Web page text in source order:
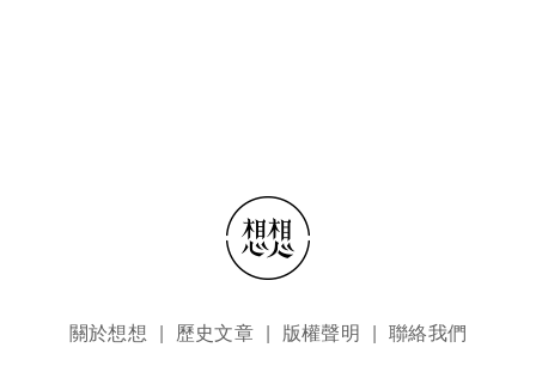
頁尾選單關於想想 歷史文章 版權聲明 聯絡我們